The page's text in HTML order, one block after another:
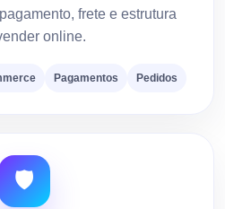
frete e estrutura
online.
Pagamentos Pedidos
🛡️